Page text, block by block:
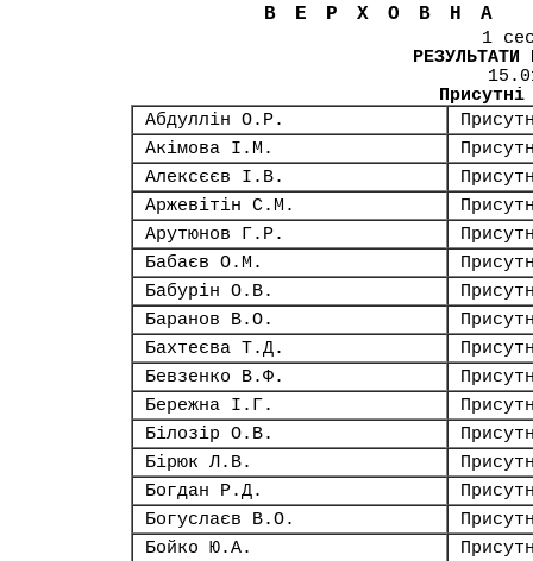
1
РЕЗУЛЬТАТИ
Абдуллін О.Р.
Акімова І.М.
Алексєєв І.В.
Аржевітін С.М.
Арутюнов Г.Р.
Бабаєв О.М.
Бабурін О.В.
Баранов В.О.
Бахтеєва Т.Д.
Бевзенко В.Ф.
Бережна І.Г.
Білозір О.В.
Бірюк Л.В.
Богдан Р.Д.
Богуслаєв В.О.
Бойко Ю.А.